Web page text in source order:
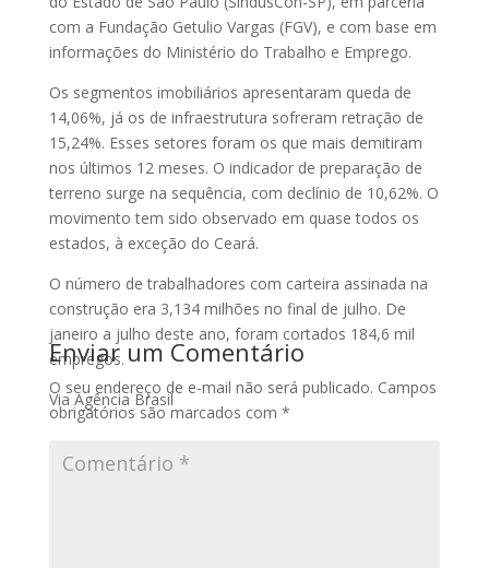
com a Fundação Getulio Vargas (FGV), e com base em
informações do Ministério do Trabalho e Emprego.
Os segmentos imobiliários apresentaram queda de
14,06%, já os de infraestrutura sofreram retração de
15,24%. Esses setores foram os que mais demitiram
nos últimos 12 meses. O indicador de preparação de
terreno surge na sequência, com declínio de 10,62%. O
movimento tem sido observado em quase todos os
estados, à exceção do Ceará.
O número de trabalhadores com carteira assinada na
construção era 3,134 milhões no final de julho. De
janeiro a julho deste ano, foram cortados 184,6 mil
empregos.
Via Agência Brasil
Enviar um Comentário
O seu endereço de e-mail não será publicado. Campos
obrigatórios são marcados com *